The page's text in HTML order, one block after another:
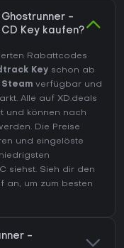
-
Key kaufen?
Rabattcodes
Key schon ab
Steam verfügbar und
Alle auf XD.deals
und können nach
Die Preise
und eingelöste
siehst. Sieh dir den
an, um zum besten
-